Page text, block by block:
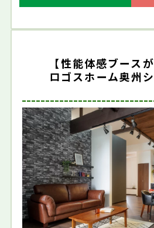
【性能体感ブース
ロゴスホーム奥州